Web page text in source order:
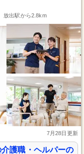
放出駅から2.8km
7月28日更新
護職・ヘルパーの